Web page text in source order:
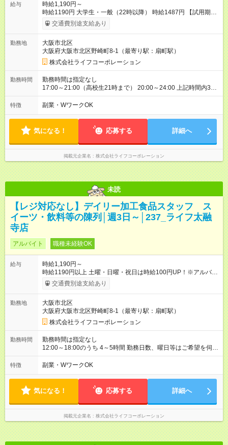
給与
時給1,190円～
時給1190円 大学生・一般（22時以降） 時給1487円 【試用期
間】試用期間なし
交通費別途支給あり
勤務地
大阪市北区
大阪府大阪市北区野崎町8-1（最寄り駅：扇町駅）
株式会社ライフコーポレーション
勤務時間
勤務時間は指定なし
17:00～21:00（高校生21時まで） 20:00～24:00 上記時間内3時
間でも可 勤務日数、曜日はご相談ください。 上記時間帯以外を
ご希望の場合は、面接にてご相談ください。
特徴 副業・WワークOK
気になる！ 応募する 詳細へ
掲載元企業名 株式会社ライフコーポレーション
未読
【レジ対応なし】デイリー加工食品スタッフ ス
イーツ・飲料等の陳列│週3日～│237_ライフ太融
寺店
アルバイト 職種未経験OK
給与
時給1,190円～
時給1190円以上 土曜・日曜・祝日は時給100円UP！※アルバイ
ト除く 【試用期間】試用期間なし
交通費別途支給あり
勤務地
大阪市北区
大阪府大阪市北区野崎町8-1（最寄り駅：扇町駅）
株式会社ライフコーポレーション
勤務時間
勤務時間は指定なし
12:00～18:00のうち 4～5時間 勤務日数、曜日等はご希望を伺い
ます 上記時間帯以外をご希望の場合は、面接にてご相談くださ
い。
特徴 副業・WワークOK
気になる！ 応募する 詳細へ
掲載元企業名 株式会社ライフコーポレーション